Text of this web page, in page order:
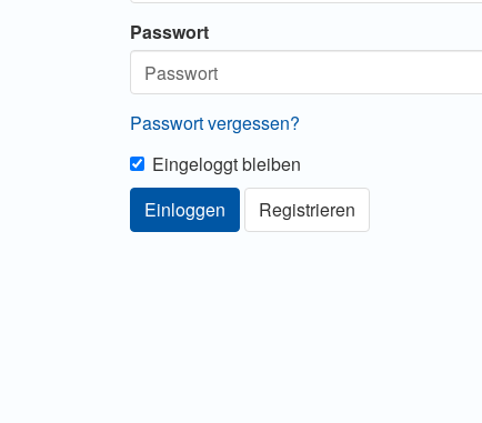
Passwort
Passwort vergessen?
Eingeloggt bleiben
Einloggen
Registrieren